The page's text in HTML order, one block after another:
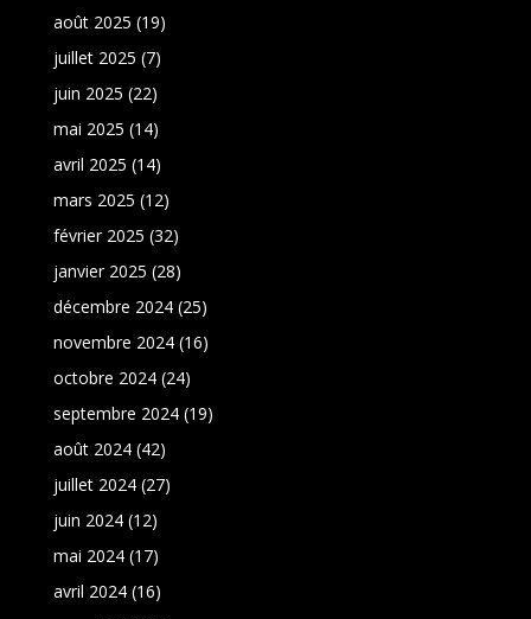
août 2025 (19)
juillet 2025 (7)
juin 2025 (22)
mai 2025 (14)
avril 2025 (14)
mars 2025 (12)
février 2025 (32)
janvier 2025 (28)
décembre 2024(25)
novembre 2024(16)
octobre 2024(24)
septembre 2024(19)
août 2024(42)
juillet 2024(27)
juin 2024(12)
mai 2024(17)
avril 2024(16)